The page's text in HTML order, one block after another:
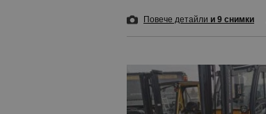
Повече детайли и 9 снимки